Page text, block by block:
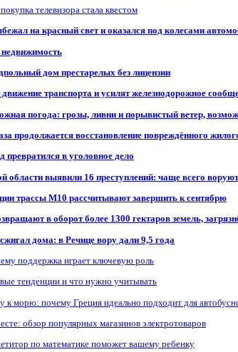
телевизора стала квестом
на красный свет и оказался под колесами
дом престарелых без лицензии
транспорта и усилят железнодорожное
погода: грозы, ливни и порывистый ветер,
продолжается восстановление повреждённого
превратился в уголовное дело
области выявили 16 преступлений: чаще всего
трассы М10 рассчитывают завершить к сентябрю
в оборот более 1300 гектаров земель,
дома: в Речице вору дали 9,5 года
поддержка играет ключевую роль
тенденции и что нужно учитывать
к морю: почему Греция идеально подходит для
обзор популярных магазинов электротоваров
по математике поможет вашему ребенку